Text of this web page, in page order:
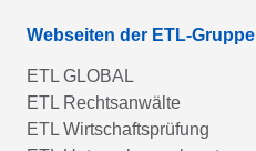
Webseiten der ETL-Gruppe
ETL GLOBAL
ETL Rechtsanwälte
ETL Wirtschaftsprüfung